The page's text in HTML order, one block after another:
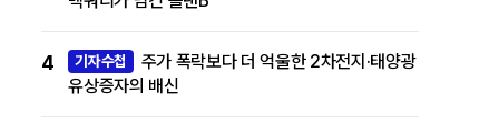
4 기자수첩
주가 폭락보다 더 억울한 2차전지·태양광
유상증자의 배신